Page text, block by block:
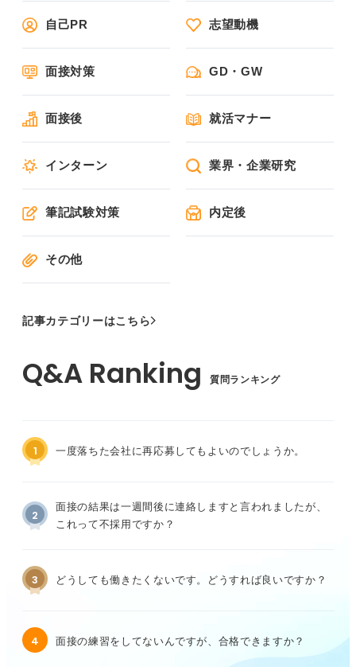
自己PR 志望動機
面接対策 GD・GW
面接後 就活マナー
インターン 業界・企業研究
筆記試験対策 内定後
その他
記事カテゴリーはこちら
質問ランキング
1 一度落ちた会社に再応募してもよいのでしょうか。
2
面接の結果は一週間後に連絡しますと言われましたが、
これって不採用ですか？
3 どうしても働きたくないです。どうすれば良いですか？
4 面接の練習をしてないんですが、合格できますか？